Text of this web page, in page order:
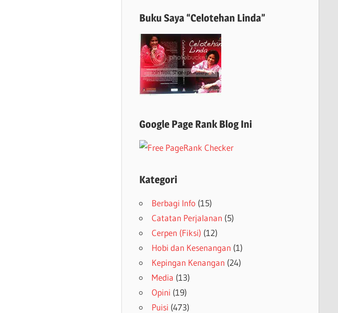
Buku Saya “Celotehan Linda”
Google Page Rank Blog Ini
Kategori
Berbagi Info (15)
Catatan Perjalanan (5)
Cerpen (Fiksi) (12)
Hobi dan Kesenangan (1)
Kepingan Kenangan (24)
Media (13)
Opini (19)
Puisi (473)